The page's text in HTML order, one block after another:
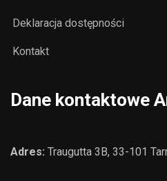
Deklaracja dostępności
Kontakt
Dane kontaktowe
Adres: Traugutta 3B, 33-101